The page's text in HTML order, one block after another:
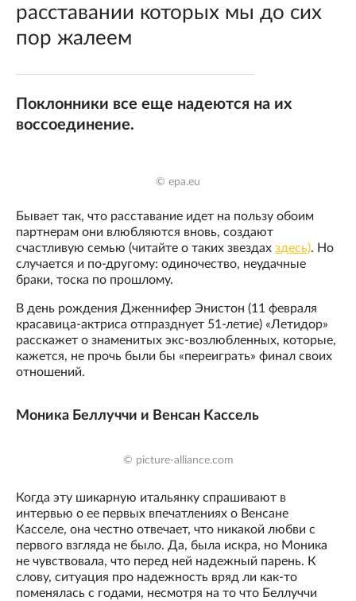
расставании которых мы до сих
пор жалеем
Поклонники все еще надеются на их
воссоединение.
© epa.eu
Бывает так, что расставание идет на пользу обоим
партнерам они влюбляются вновь, создают
счастливую семью (читайте о таких звездах здесь). Но
случается и по-другому: одиночество, неудачные
браки, тоска по прошлому.
В день рождения Дженнифер Энистон (11 февраля
красавица-актриса отпразднует 51-летие) «Летидор»
расскажет о знаменитых экс-возлюбленных, которые,
кажется, не прочь были бы «переиграть» финал своих
отношений.
Моника Беллуччи и Венсан Кассель
© picture-alliance.com
Когда эту шикарную итальянку спрашивают в
интервью о ее первых впечатлениях о Венсане
Касселе, она честно отвечает, что никакой любви с
первого взгляда не было. Да, была искра, но Моника
не чувствовала, что перед ней надежный парень. К
слову, ситуация про надежность вряд ли как-то
поменялась с годами, несмотря на то что Беллуччи